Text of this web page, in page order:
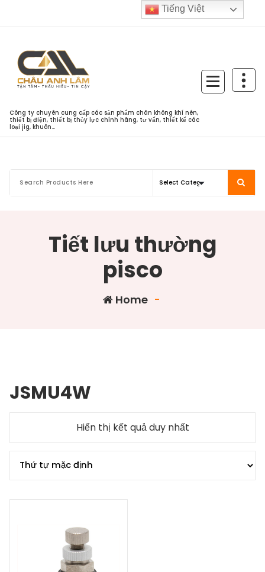
Công ty chuyên cung cấp các sản phẩm chân không khí nén,
thiết bị điện, thiết bị thủy lực chính hãng, tư vấn, thiết kế các
loại jig, khuôn...
Tiết lưu thường
pisco
Home -
JSMU4W
Hiển thị kết quả duy nhất
Tiếng Việt